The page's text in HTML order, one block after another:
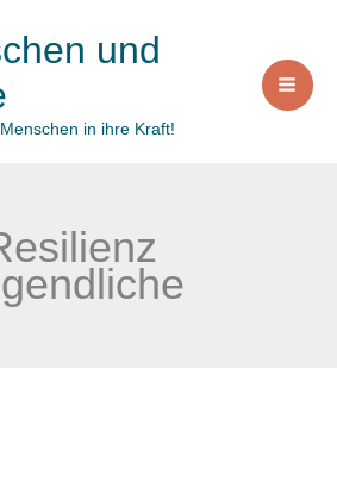
und
in ihre Kraft!